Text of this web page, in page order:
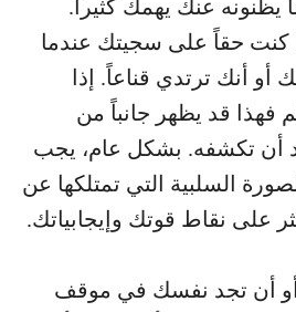
يظنونه عنك يهمك كثيراً.
كنت حقاً على سجيتك عندما
أنك ترتدي قناعاً. إذا
فهذا قد يظهر جانباً من
أن تكشفه. بشكل عام، يجب
السلبية التي تمتلكها عن
على نقاط قوتك وإيجابياتك.
أو أن تجد نفسك في موقف